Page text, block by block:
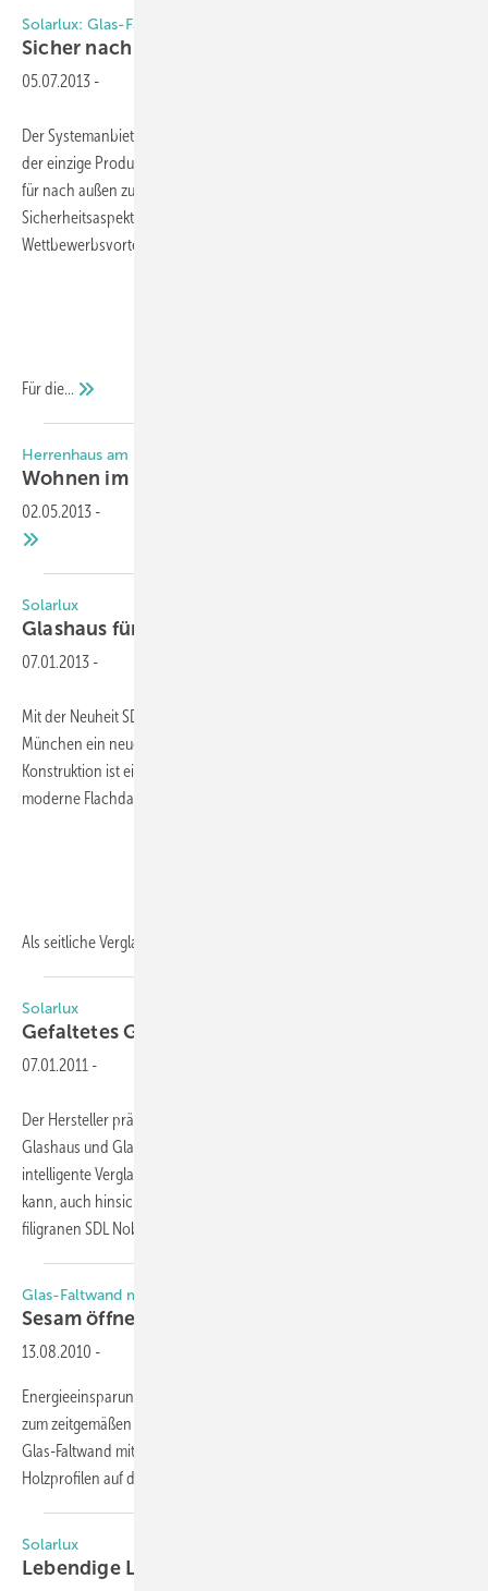
Solarlux: Glas-Faltwände mit RC2
Sicher nach außen
05.07.2013 -
Der Systemanbieter Solarlux ist nach Unternehmensauskunft weltweit
der einzige Produzent, der die Zertifizierungskriterien nach RC2 auch
für nach außen zu öffnende Glas-Faltwände gewährleistet. Dieser
Sicherheitsaspekt bietet dem Fachhandelspartner einen
Wettbewerbsvorteil.
Fürdie...
Herrenhaus am Rande des Ruhrgebiets
Wohnen im
02.05.2013 -
Solarlux
Glashaus für die
07.01.2013 -
Mit der Neuheit SDL Atrium Carré zeigt Solarlux auf der BAU in
München ein neues Glashaus. Eine Besonderheit der 2,70 m hohen
Konstruktion ist eine umlaufende Traufenblende, durch die eine
moderne Flachdachoptik erzeugt wird.
Als seitliche Verglasung werden auf der Messe das
Solarlux
GefaltetesGlas
07.01.2011 -
Der Hersteller präsentiert diesmal die Produktgruppen Wintergarten,
Glashaus und Glas-Faltwände. Wie man beim Wintergarten durch
intelligente Verglasungslösungen gleichzeitig energieeffizient ­ sein
kann, auch hinsichtlich solarer Gewinne, zeigt Solarlux anhand des
filigranen SDL Nobiles.
Glas-Faltwand mit 3-fach-ISO
Sesam öffne
13.08.2010 -
Energieeinsparung durch effiziente Wärmedämmung gehört heute
zum zeitgemäßen Bauen. Mit der „SL 78“ bringt Solarlux eine neue
Glas-Faltwand mit Dreifach-Verglasung aus hochwertigen, lamellierten
Holzprofilen auf den Markt.
Solarlux
Lebendige Lösungen